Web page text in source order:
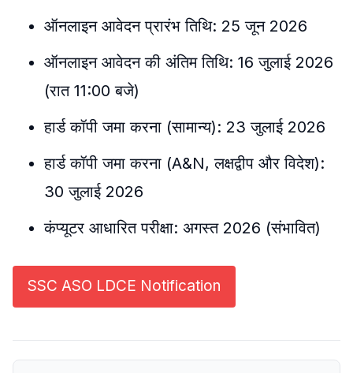
ऑनलाइन आवेदन प्रारंभ तिथि: 25 जून 2026
ऑनलाइन आवेदन की अंतिम तिथि: 16 जुलाई 2026
(रात 11:00 बजे)
हार्ड कॉपी जमा करना (सामान्य): 23 जुलाई 2026
हार्ड कॉपी जमा करना (A&N, लक्षद्वीप और विदेश):
30 जुलाई 2026
कंप्यूटर आधारित परीक्षा: अगस्त 2026 (संभावित)
SSC ASO LDCE Notification